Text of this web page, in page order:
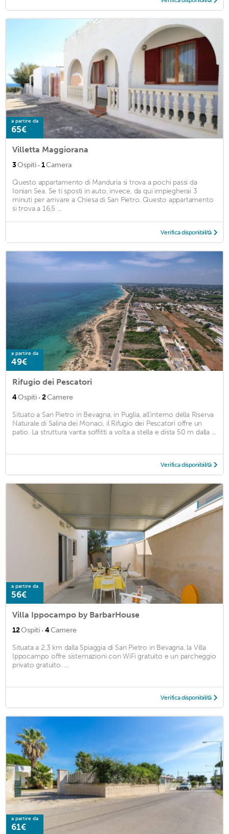
a partire da
65€
Villetta Maggiorana
3Ospiti · 1Camera
Questo appartamento di Manduria si trova a pochi passi da
Ionian Sea. Se ti sposti in auto, invece, da qui impiegherai 3
minuti per arrivare a Chiesa di San Pietro. Questo appartamento
si trova a 16,5 ...
Verifica disponibilità
a partire da
49€
Rifugio dei Pescatori
4Ospiti · 2Camere
Situato a San Pietro in Bevagna, in Puglia, all'interno della Riserva
Naturale di Salina dei Monaci, il Rifugio dei Pescatori offre un
patio. La struttura vanta soffitti a volta a stella e dista 50 m dalla ...
Verifica disponibilità
a partire da
56€
Villa Ippocampo by BarbarHouse
12Ospiti · 4Camere
Situata a 2,3 km dalla Spiaggia di San Pietro in Bevagna, la Villa
Ippocampo offre sistemazioni con WiFi gratuito e un parcheggio
privato gratuito. ...
Verifica disponibilità
a partire da
61€